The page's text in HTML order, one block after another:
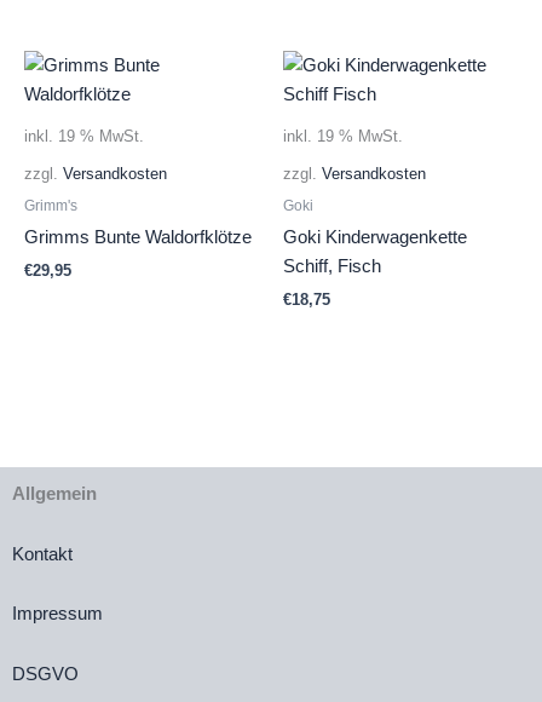
inkl. 19 % MwSt.
zzgl. Versandkosten
Grimm's
Grimms Bunte Waldorfklötze
€29,95
inkl. 19 % MwSt.
zzgl. Versandkosten
Goki
Goki Kinderwagenkette
Schiff, Fisch
€18,75
Allgemein
Kontakt
Impressum
DSGVO